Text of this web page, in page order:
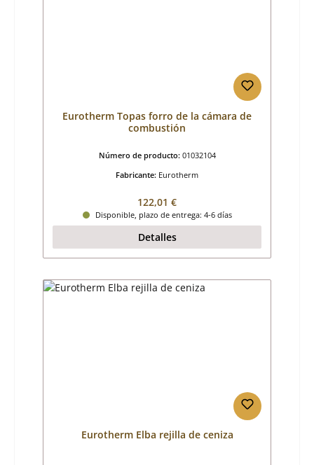
Eurotherm Topas forro de la cámara de
combustión
Número de producto: 01032104
Fabricante: Eurotherm
Precio normal:
122,01 €
Disponible, plazo de entrega: 4-6 días
Detalles
Eurotherm Elba rejilla de ceniza